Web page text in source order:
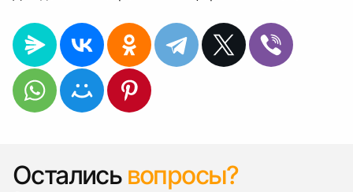
Остались вопросы?